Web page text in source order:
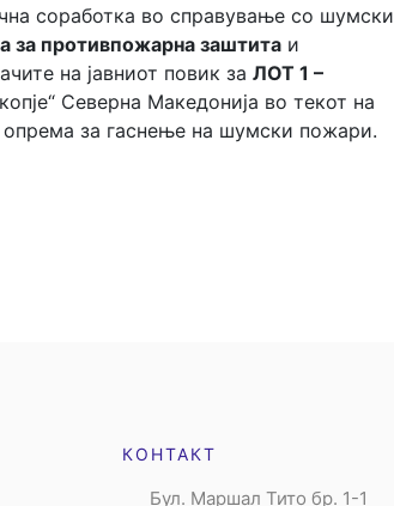
соработка во справување со шумски
за противпожарна заштита и
на јавниот повик за ЛОТ 1 –
Северна Македонија во текот на
опрема за гаснење на шумски пожари.
КОНТАКТ
Бул. Маршал Тито бр. 1-1